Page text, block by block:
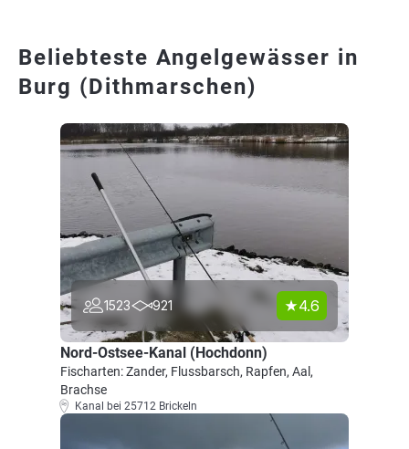
Beliebteste Angelgewässer in
Burg (Dithmarschen)
1523 921 4.6
Nord-Ostsee-Kanal (Hochdonn)
Fischarten: Zander, Flussbarsch, Rapfen, Aal,
Brachse
Kanal bei 25712 Brickeln